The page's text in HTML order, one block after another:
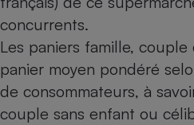
concurrents.
Les paniers famille,
panier moyen pondéré
de consommateurs, à
couple sans enfant ou